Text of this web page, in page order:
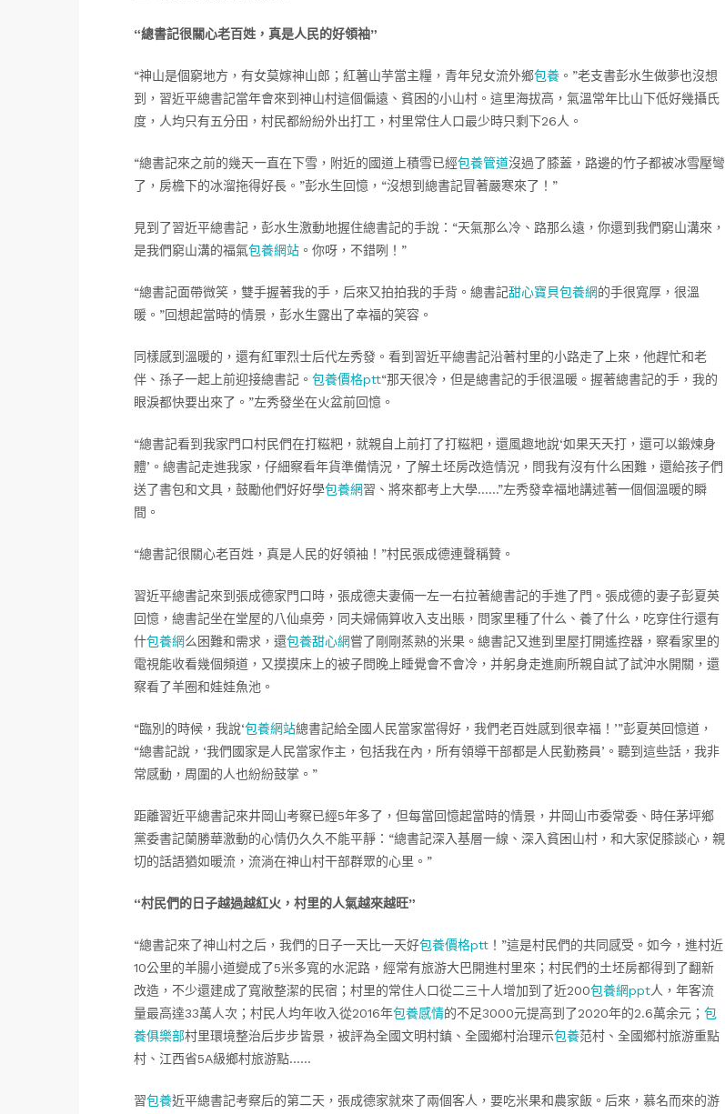
“總書記很關心老百姓，真是人民的好領袖”
“神山是個窮地方，有女莫嫁神山郎；紅薯山芋當主糧，青年兒女流外鄉包養 。”老支書彭水生做夢也沒想
到，習近平總書記當年會來到神山村這個偏遠、貧困的小山村。這里海拔高，氣溫常年比山下低好幾攝氏
度，人均只有五分田，村民都紛紛外出打工，村里常住人口最少時只剩下26人。
“總書記來之前的幾天一直在下雪，附近的國道上積雪已經包養管道沒過了膝蓋，路邊的竹子都被冰雪壓彎
了，房檐下的冰溜拖得好長。”彭水生回憶，“沒想到總書記冒著嚴寒來了！”
見到了習近平總書記，彭水生激動地握住總書記的手說：“天氣那么冷、路那么遠，你還到我們窮山溝來，
是我們窮山溝的福氣包養網站 。你呀，不錯咧！”
“總書記面帶微笑，雙手握著我的手，后來又拍拍我的手背。總書記甜心寶貝包養網的手很寬厚，很溫
暖。”回想起當時的情景，彭水生露出了幸福的笑容。
同樣感到溫暖的，還有紅軍烈士后代左秀發。看到習近平總書記沿著村里的小路走了上來，他趕忙和老
伴、孫子一起上前迎接總書記。 包養價格ptt“那天很冷，但是總書記的手很溫暖。握著總書記的手，我的
眼淚都快要出來了。”左秀發坐在火盆前回憶。
“總書記看到我家門口村民們在打糍粑，就親自上前打了打糍粑，還風趣地說‘如果天天打，還可以鍛煉身
體’。總書記走進我家，仔細察看年貨準備情況，了解土坯房改造情況，問我有沒有什么困難，還給孩子們
送了書包和文具，鼓勵他們好好學包養網習、將來都考上大學……”左秀發幸福地講述著一個個溫暖的瞬
間。
“總書記很關心老百姓，真是人民的好領袖！”村民張成德連聲稱贊。
習近平總書記來到張成德家門口時，張成德夫妻倆一左一右拉著總書記的手進了門。張成德的妻子彭夏英
回憶，總書記坐在堂屋的八仙桌旁，同夫婦倆算收入支出賬，問家里種了什么、養了什么，吃穿住行還有
什包養網么困難和需求，還包養甜心網嘗了剛剛蒸熟的米果。總書記又進到里屋打開遙控器，察看家里的
電視能收看幾個頻道，又摸摸床上的被子問晚上睡覺會不會冷，并躬身走進廁所親自試了試沖水開關，還
察看了羊圈和娃娃魚池。
“臨別的時候，我說‘包養網站總書記給全國人民當家當得好，我們老百姓感到很幸福！’”彭夏英回憶道，
“總書記說，‘我們國家是人民當家作主，包括我在內，所有領導干部都是人民勤務員’。聽到這些話，我非
常感動，周圍的人也紛紛鼓掌。”
距離習近平總書記來井岡山考察已經5年多了，但每當回憶起當時的情景，井岡山市委常委、時任茅坪鄉
黨委書記蘭勝華激動的心情仍久久不能平靜：“總書記深入基層一線、深入貧困山村，和大家促膝談心，親
切的話語猶如暖流，流淌在神山村干部群眾的心里。”
“村民們的日子越過越紅火，村里的人氣越來越旺”
“總書記來了神山村之后，我們的日子一天比一天好包養價格ptt ！”這是村民們的共同感受。如今，進村近
10公里的羊腸小道變成了5米多寬的水泥路，經常有旅游大巴開進村里來；村民們的土坯房都得到了翻新
改造，不少還建成了寬敞整潔的民宿；村里的常住人口從二三十人增加到了近200包養網ppt人，年客流
量最高達33萬人次；村民人均年收入從2016年包養感情的不足3000元提高到了2020年的2.6萬余元； 包
養俱樂部村里環境整治后步步皆景，被評為全國文明村鎮、全國鄉村治理示包養范村、全國鄉村旅游重點
村、江西省5A級鄉村旅游點……
習包養近平總書記考察后的第二天，張成德家就來了兩個客人，要吃米果和農家飯。后來，慕名而來的游